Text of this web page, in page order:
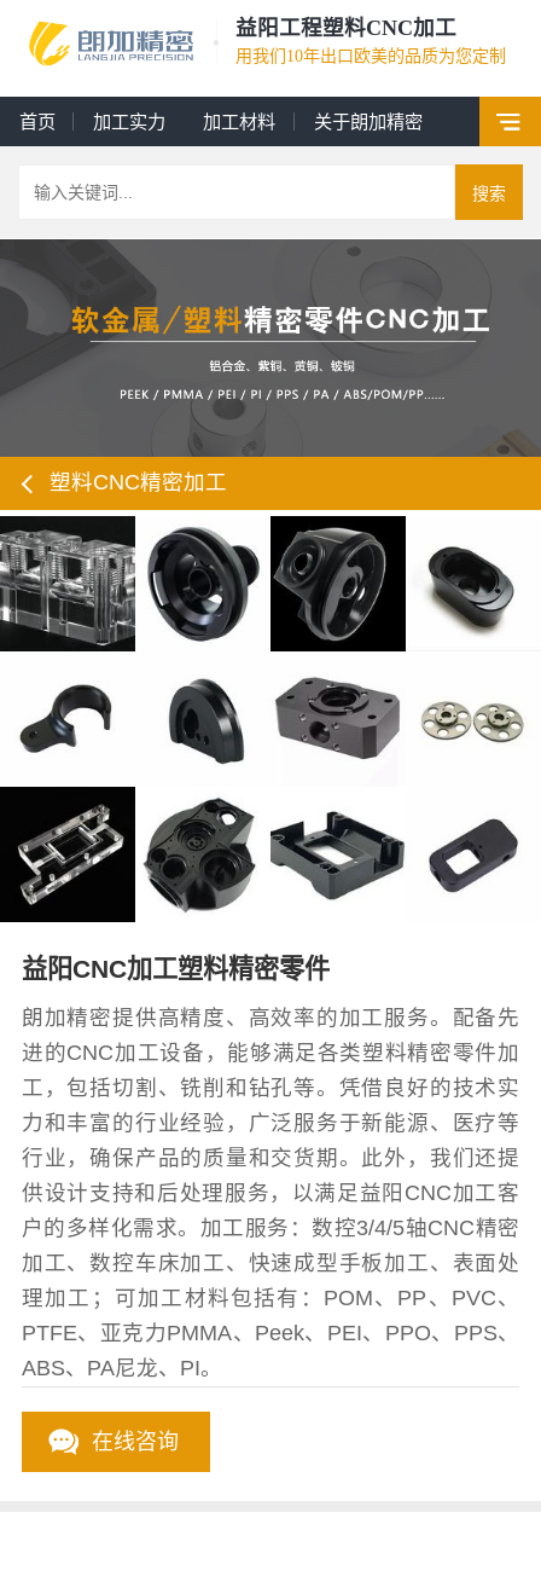
益阳工程塑料CNC加工
用我们10年出口欧美的品质为您定制
首页 加工实力 加工材料 关于朗加精密
搜索
塑料CNC精密加工
益阳CNC加工塑料精密零件
朗加精密提供高精度、高效率的加工服务。配备先
进的CNC加工设备，能够满足各类塑料精密零件加
工，包括切割、铣削和钻孔等。凭借良好的技术实
力和丰富的行业经验，广泛服务于新能源、医疗等
行业，确保产品的质量和交货期。此外，我们还提
供设计支持和后处理服务，以满足益阳CNC加工客
户的多样化需求。加工服务：数控3/4/5轴CNC精密
加工、数控车床加工、快速成型手板加工、表面处
理加工；可加工材料包括有：POM、PP、PVC、
PTFE、亚克力PMMA、Peek、PEI、PPO、PPS、
ABS、PA尼龙、PI。
在线咨询